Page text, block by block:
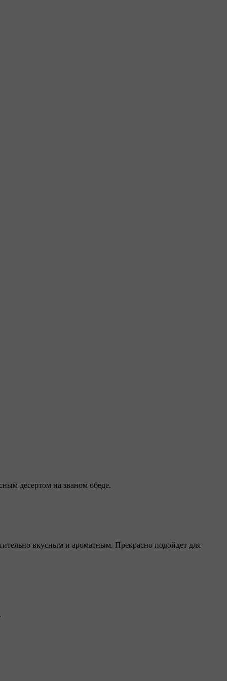
десертом на званом обеде.
вкусным и ароматным. Прекрасно подойдет для